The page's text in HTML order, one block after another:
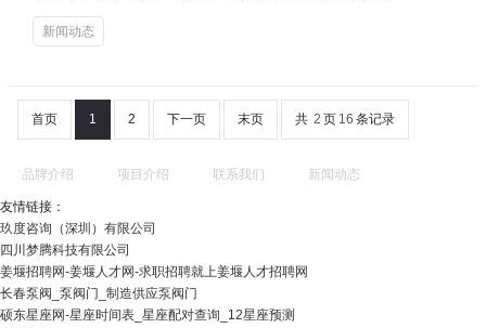
新闻动态
首页 1 2 下一页 末页 共 2 页 16 条记录
品牌介绍 项目介绍 联系我们 新闻动态
友情链接：
玖度咨询（深圳）有限公司
四川梦腾科技有限公司
姜堰招聘网-姜堰人才网-求职招聘就上姜堰人才招聘网
长春泵阀_泵阀门_制造供应泵阀门
硕东星座网-星座时间表_星座配对查询_12星座预测